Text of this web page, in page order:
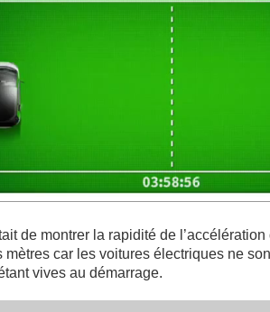
de montrer la rapidité de
mètres car les voitures électriques ne
vives au démarrage.